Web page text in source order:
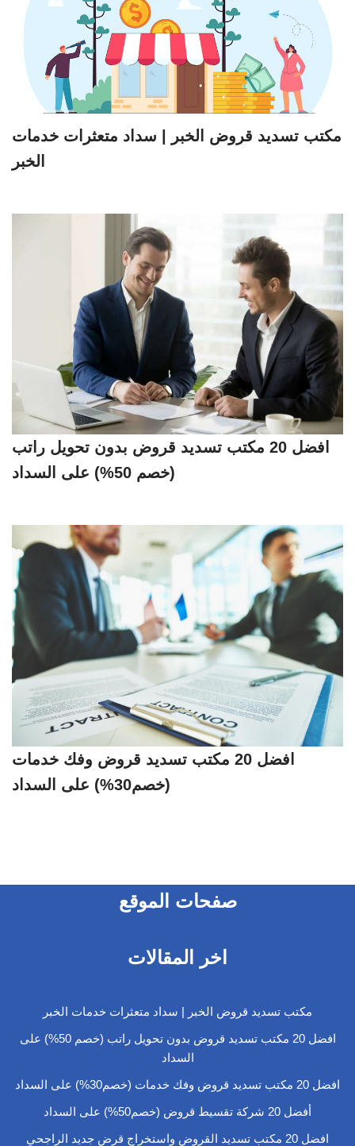
مكتب تسديد قروض الخبر | سداد متعثرات خدمات
الخبر
افضل 20 مكتب تسديد قروض بدون تحويل راتب
(خصم 50%) على السداد
افضل 20 مكتب تسديد قروض وفك خدمات
(خصم30%) على السداد
صفحات الموقع
اخر المقالات
مكتب تسديد قروض الخبر | سداد متعثرات خدمات الخبر
افضل 20 مكتب تسديد قروض بدون تحويل راتب (خصم 50%) على
السداد
افضل 20 مكتب تسديد قروض وفك خدمات (خصم30%) على السداد
أفضل 20 شركة تقسيط قروض (خصم50%) على السداد
افضل 20 مكتب تسديد القروض واستخراج قرض جديد الراجحي